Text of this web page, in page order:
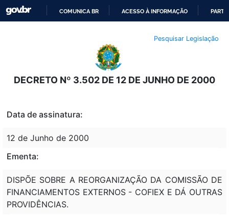
O
CONTEÚDO
COMUNICA BR ACESSO À INFORMAÇÃO
Pesquisar Legislação
DECRETO Nº 3.502 DE 12 DE JUNHO DE 2000
Data de assinatura:
12 de Junho de 2000
Ementa:
DISPÕE SOBRE A REORGANIZAÇÃO DA COMISSÃO DE
FINANCIAMENTOS EXTERNOS - COFIEX E DÁ OUTRAS
PROVIDÊNCIAS.